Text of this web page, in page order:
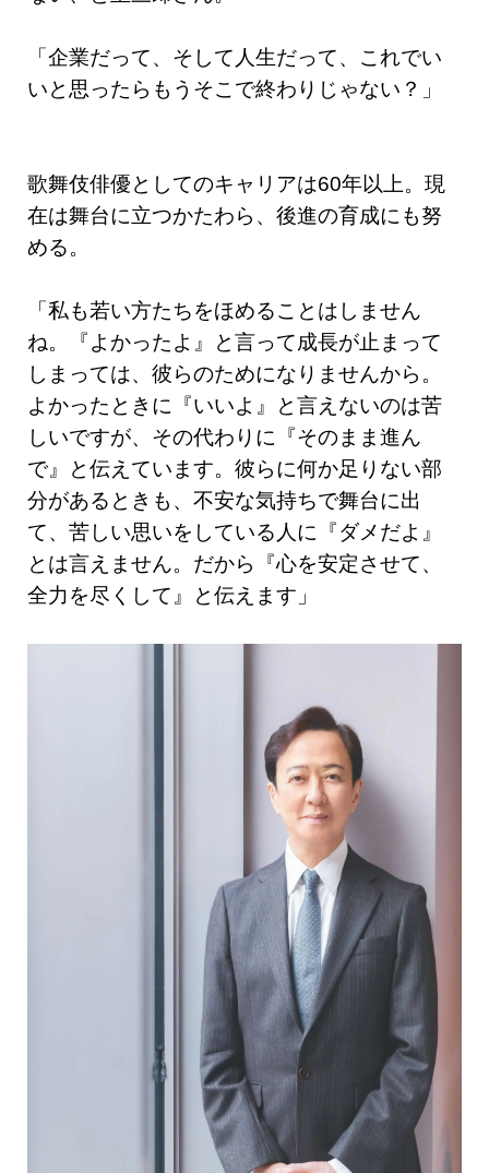
「企業だって、そして人生だって、これでい
いと思ったらもうそこで終わりじゃない？」
歌舞伎俳優としてのキャリアは60年以上。現
在は舞台に立つかたわら、後進の育成にも努
める。
「私も若い方たちをほめることはしません
ね。『よかったよ』と言って成長が止まって
しまっては、彼らのためになりませんから。
よかったときに『いいよ』と言えないのは苦
しいですが、その代わりに『そのまま進ん
で』と伝えています。彼らに何か足りない部
分があるときも、不安な気持ちで舞台に出
て、苦しい思いをしている人に『ダメだよ』
とは言えません。だから『心を安定させて、
全力を尽くして』と伝えます」